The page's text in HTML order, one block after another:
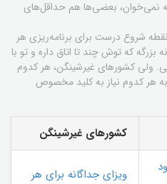
نمی‌خوان، بعضی‌ها هم حداقل‌های
شروع درست برای برنامه‌ریزی هر
که توش چند تا اتاق داره و تو با
ولی کشورهای غیرشینگن، هر کدوم
هر کدوم نیاز به کلید مخصوص
کشورهای غیرشینگن
ویزای جداگانه برای هر